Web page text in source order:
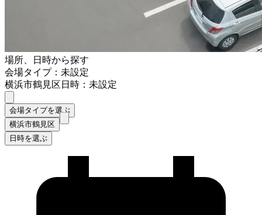
場所、日時から探す
会場タイプ：未設定
横浜市鶴見区日時：未設定
会場タイプを選ぶ
横浜市鶴見区
日時を選ぶ